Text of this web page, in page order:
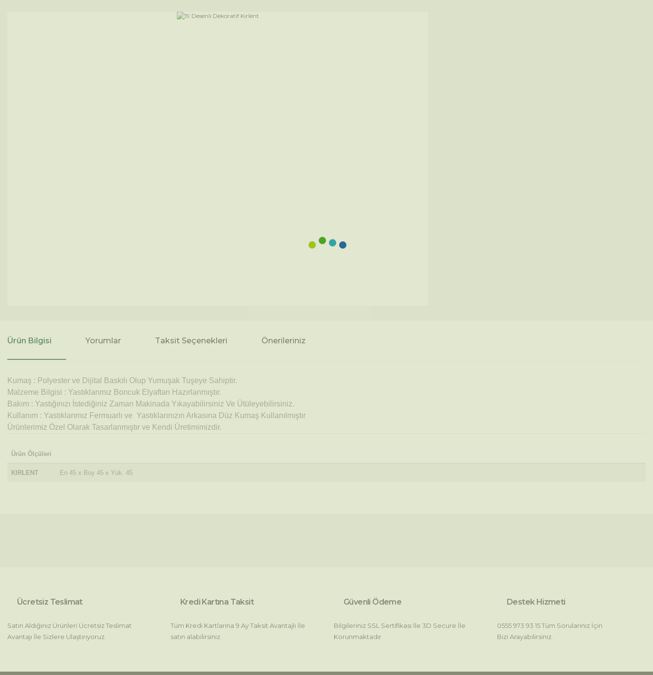
Ürün Bilgisi Yorumlar Taksit Seçenekleri Önerileriniz
Kumaş : Polyester ve Dijital Baskılı Olup Yumuşak Tuşeye Sahiptir.
Malzeme Bilgisi : Yastıklarımız Boncuk Elyaftan Hazırlanmıştır.
Bakım : Yastığınızı İstediğiniz Zaman Makinada Yıkayabilirsiniz Ve Ütüleyebilirsiniz.
Kullanım : Yastıklarımız Fermuarlı ve Yastıklarınızın Arkasına Düz Kumaş Kullanılmıştır
Ürünlerimiz Özel Olarak Tasarlanmıştır ve Kendi Üretimimizdir.
Ürün Ölçüleri
KIRLENT En 45 x Boy 45 x Yük. 45
Bu ürüne benzer farklı alternatifler olmalı.
Gönder
Ücretsiz Teslimat
Satın Aldığınız Ürünleri Ücretsiz Teslimat
Avantajı İle Sizlere Ulaştırıyoruz.
Kredi Kartına Taksit
Tüm Kredi Kartlarına 9 Ay Taksit Avantajlı İle
satın alabilirsiniz.
Güvenli Ödeme
Bilgileriniz SSL Sertifikası İle 3D Secure İle
Korunmaktadır.
Destek Hizmeti
0555 973 93 15 Tüm Sorularınız İçin
Bizi Arayabilirsiniz.